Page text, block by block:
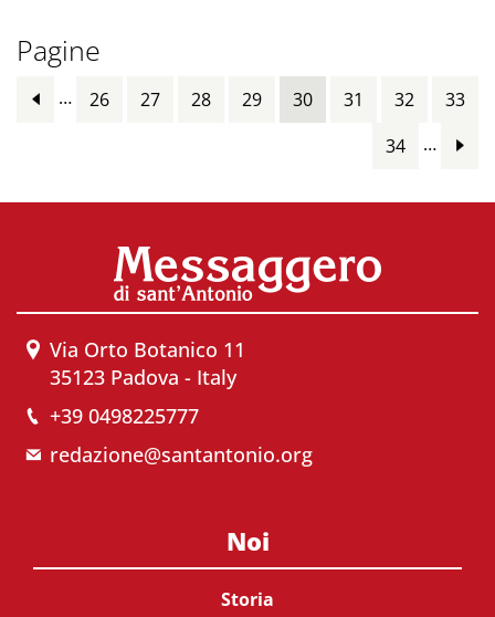
Pagine
… 26 27 28 29 30 31 32
33
34
…
Via Orto Botanico 11
35123 Padova - Italy
+39 0498225777
redazione@santantonio.org
Noi
Storia